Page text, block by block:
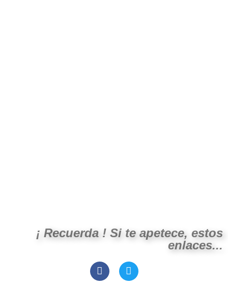
¡ Recuerda ! Si te apetece, estos
enlaces...